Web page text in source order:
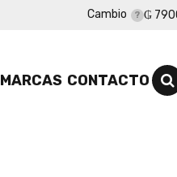
Cambio ₲
MARCAS CONTACTO